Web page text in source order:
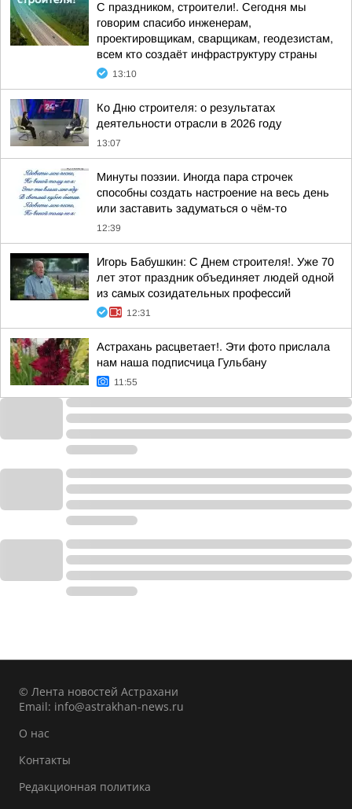
С праздником, строители!. Сегодня мы
говорим спасибо инженерам,
проектировщикам, сварщикам, геодезистам,
всем кто создаёт инфраструктуру страны
13:10
Ко Дню строителя: о результатах
деятельности отрасли в 2026 году
13:07
Минуты поэзии. Иногда пара строчек
способны создать настроение на весь день
или заставить задуматься о чём-то
12:39
Игорь Бабушкин: С Днем строителя!. Уже 70
лет этот праздник объединяет людей одной
из самых созидательных профессий
12:31
Астрахань расцветает!. Эти фото прислала
нам наша подписчица Гульбану
11:55
© Лента новостей Астрахани
Email: info@astrakhan-news.ru
О нас
Контакты
Редакционная политика